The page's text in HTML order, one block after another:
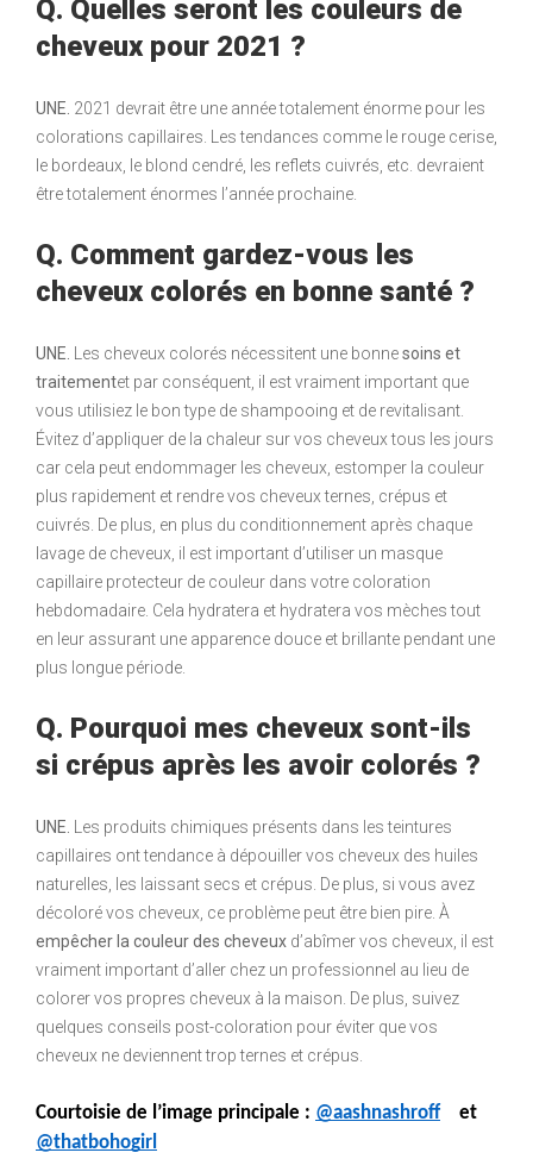
Q. Quelles seront les couleurs de
cheveux pour 2021 ?
UNE. 2021 devrait être une année totalement énorme pour les
colorations capillaires. Les tendances comme le rouge cerise,
le bordeaux, le blond cendré, les reflets cuivrés, etc. devraient
être totalement énormes l’année prochaine.
Q. Comment gardez-vous les
cheveux colorés en bonne santé ?
UNE. Les cheveux colorés nécessitent une bonnesoins et
traitementet par conséquent, il est vraiment important que
vous utilisiez le bon type de shampooing et de revitalisant.
Évitez d’appliquer de la chaleur sur vos cheveux tous les jours
car cela peut endommager les cheveux, estomper la couleur
plus rapidement et rendre vos cheveux ternes, crépus et
cuivrés. De plus, en plus du conditionnement après chaque
lavage de cheveux, il est important d’utiliser un masque
capillaire protecteur de couleur dans votre coloration
hebdomadaire. Cela hydratera et hydratera vos mèches tout
en leur assurant une apparence douce et brillante pendant une
plus longue période.
Q. Pourquoi mes cheveux sont-ils
si crépus après les avoir colorés ?
UNE.
Les produits chimiques présents dans les teintures
capillaires ont tendance à dépouiller vos cheveux des huiles
naturelles, les laissant secs et crépus. De plus, si vous avez
décoloré vos cheveux, ce problème peut être bien pire. À
empêcher la couleur des cheveux d’abîmer vos cheveux, il est
vraiment important d’aller chez un professionnel au lieu de
colorer vos propres cheveux à la maison. De plus, suivez
quelques conseils post-coloration pour éviter que vos
cheveux ne deviennent trop ternes et crépus.
Courtoisie de l’image principale : @aashnashroff
@thatbohogirl